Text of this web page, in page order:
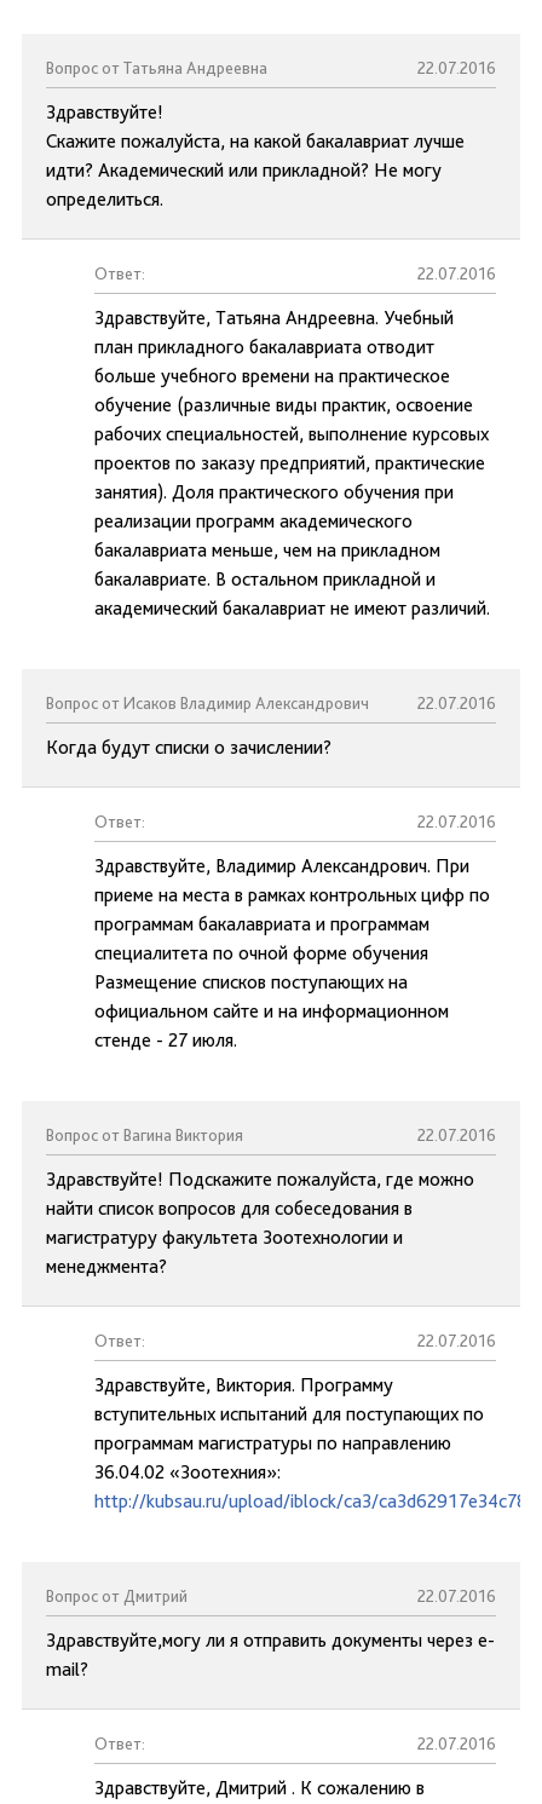
Вопрос от Татьяна Андреевна 22.07.2016
Здравствуйте!
Скажите пожалуйста, на какой бакалавриат лучше
идти? Академический или прикладной? Не могу
определиться.
Ответ: 22.07.2016
Здравствуйте, Татьяна Андреевна. Учебный
план прикладного бакалавриата отводит
больше учебного времени на практическое
обучение (различные виды практик, освоение
рабочих специальностей, выполнение курсовых
проектов по заказу предприятий, практические
занятия). Доля практического обучения при
реализации программ академического
бакалавриата меньше, чем на прикладном
бакалавриате. В остальном прикладной и
академический бакалавриат не имеют различий.
Вопрос от Исаков Владимир Александрович 22.07.2016
Когда будут списки о зачислении?
Ответ: 22.07.2016
Здравствуйте, Владимир Александрович. При
приеме на места в рамках контрольных цифр по
программам бакалавриата и программам
специалитета по очной форме обучения
Размещение списков поступающих на
официальном сайте и на информационном
стенде - 27 июля.
Вопрос от Вагина Виктория 22.07.2016
Здравствуйте! Подскажите пожалуйста, где можно
найти список вопросов для собеседования в
магистратуру факультета Зоотехнологии и
менеджмента?
Ответ: 22.07.2016
Здравствуйте, Виктория. Программу
вступительных испытаний для поступающих по
программам магистратуры по направлению
36.04.02 «Зоотехния»:
http://kubsau.ru/upload/iblock/ca3/
Вопрос от Дмитрий 22.07.2016
Здравствуйте,могу ли я отправить документы через e-
mail?
Ответ: 22.07.2016
Здравствуйте, Дмитрий . К сожалению в